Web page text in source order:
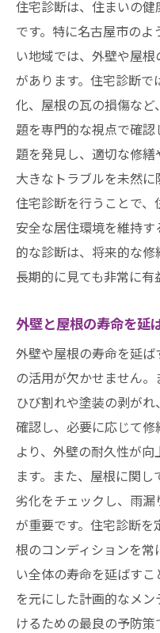
住宅診断は、住まいの
です。特に名古屋市の
い地域では、外壁や屋
があります。住宅診断
化、屋根の瓦の損傷な
題を専門的な視点で確
題を発見し、適切な修繕
大きなトラブルを未然に
住宅診断を行うことで
安全な居住環境を維持
的な診断は、将来的な修
長期的に見ても非常に有
外壁と屋根の寿命を延
外壁や屋根の寿命を延
の活用が欠かせません
ひび割れや塗装の剥が
確認し、必要に応じて
より、外壁の耐久性が
ます。また、屋根に関
劣化をチェックし、雨
が重要です。住宅診断
根のコンディションを
い全体の寿命を延ばす
を元にした計画的なメ
けるための最良の予防策